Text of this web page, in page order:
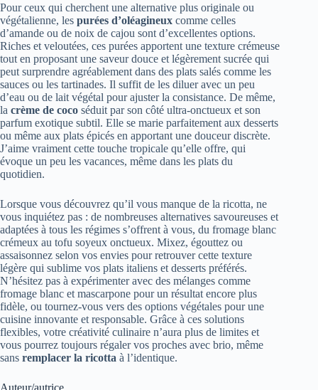
Pour ceux qui cherchent une alternative plus originale ou
végétalienne, les purées d’oléagineux comme celles
d’amande ou de noix de cajou sont d’excellentes options.
Riches et veloutées, ces purées apportent une texture crémeuse
tout en proposant une saveur douce et légèrement sucrée qui
peut surprendre agréablement dans des plats salés comme les
sauces ou les tartinades. Il suffit de les diluer avec un peu
d’eau ou de lait végétal pour ajuster la consistance. De même,
la crème de coco séduit par son côté ultra-onctueux et son
parfum exotique subtil. Elle se marie parfaitement aux desserts
ou même aux plats épicés en apportant une douceur discrète.
J’aime vraiment cette touche tropicale qu’elle offre, qui
évoque un peu les vacances, même dans les plats du
quotidien.
Lorsque vous découvrez qu’il vous manque de la ricotta, ne
vous inquiétez pas : de nombreuses alternatives savoureuses et
adaptées à tous les régimes s’offrent à vous, du fromage blanc
crémeux au tofu soyeux onctueux. Mixez, égouttez ou
assaisonnez selon vos envies pour retrouver cette texture
légère qui sublime vos plats italiens et desserts préférés.
N’hésitez pas à expérimenter avec des mélanges comme
fromage blanc et mascarpone pour un résultat encore plus
fidèle, ou tournez-vous vers des options végétales pour une
cuisine innovante et responsable. Grâce à ces solutions
flexibles, votre créativité culinaire n’aura plus de limites et
vous pourrez toujours régaler vos proches avec brio, même
sans remplacer la ricotta à l’identique.
Auteur/autrice